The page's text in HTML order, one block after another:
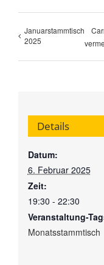
Januarstammtisch
2025
Details
Datum:
6. Februar 2025
Zeit:
19:30 - 22:30
Veranstaltung-
Monatsstammtisch